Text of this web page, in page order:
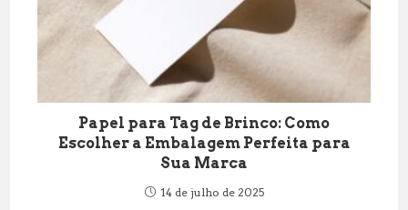
Papel para Tag de Brinco: Como
Escolher a Embalagem Perfeita para
Sua Marca
14 de julho de 2025